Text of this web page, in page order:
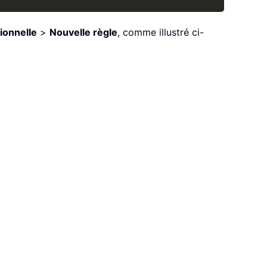
> Nouvelle règle, comme illustré ci-